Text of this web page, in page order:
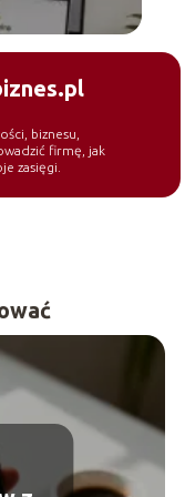
biznesu,
firmę, jak
zasięgi.